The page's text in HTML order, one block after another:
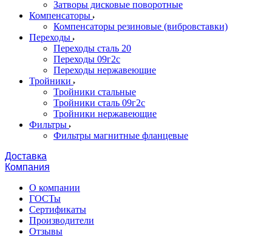
Затворы дисковые поворотные
Компенсаторы
Компенсаторы резиновые (вибровставки)
Переходы
Переходы сталь 20
Переходы 09г2с
Переходы нержавеющие
Тройники
Тройники стальные
Тройники сталь 09г2с
Тройники нержавеющие
Фильтры
Фильтры магнитные фланцевые
Доставка
Компания
О компании
ГОСТы
Сертификаты
Производители
Отзывы